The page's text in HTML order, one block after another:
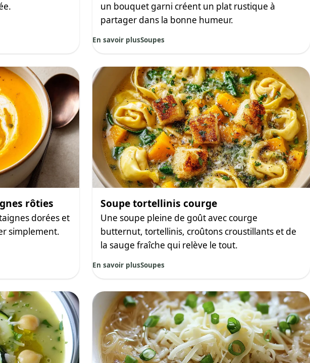
un bouquet garni créent un plat rustique à
partager dans la bonne humeur.
En savoir plusSoupes
rôties
dorées et
simplement.
Soupe tortellinis courge
Une soupe pleine de goût avec courge
butternut, tortellinis, croûtons croustillants et de
la sauge fraîche qui relève le tout.
En savoir plusSoupes